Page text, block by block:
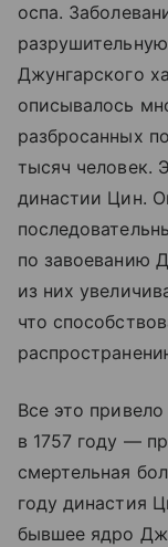
оспа.
Джунгарского
описывалось
разбросанных
тысяч человек.
династии Цин.
по завоеванию
из них
что
Все это
в 1757 году —
смертельная
году династия
бывшее ядро